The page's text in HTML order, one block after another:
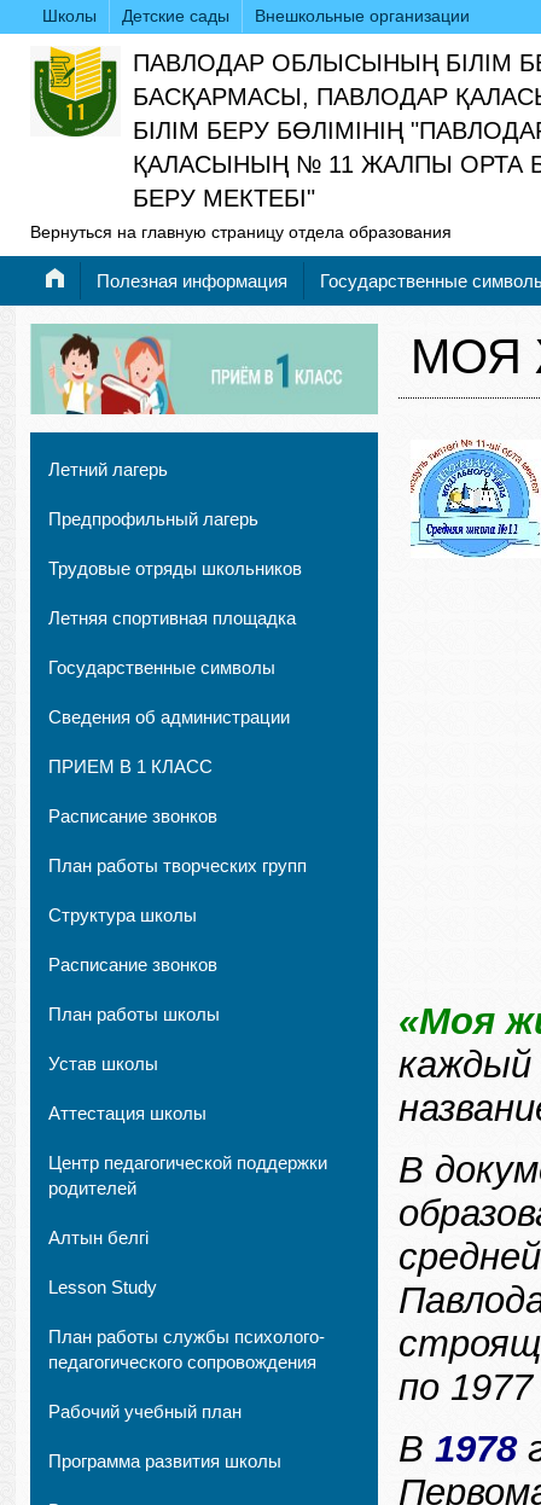
Школы Детские сады Внешкольные организации
ПАВЛОДАР ОБЛЫСЫНЫҢ БІЛІМ
БАСҚАРМАСЫ, ПАВЛОДАР
БІЛІМ БЕРУ БӨЛІМІНІҢ
ҚАЛАСЫНЫҢ № 11 ЖАЛПЫ ОРТА
БЕРУ МЕКТЕБІ"
Вернуться на главную страницу отдела образования
Полезная информация Государственные
Летний лагерь
Предпрофильный лагерь
Трудовые отряды школьников
Летняя спортивная площадка
Государственные символы
Сведения об администрации
ПРИЕМ В 1 КЛАСС
Расписание звонков
План работы творческих групп
Структура школы
Расписание звонков
План работы школы
Устав школы
Аттестация школы
Центр педагогической поддержки
родителей
Алтын белгі
Lesson Study
План работы службы психолого-
педагогического сопровождения
Рабочий учебный план
Программа развития школы
МОЯ
«Моя
каждый
В
по
В 1978